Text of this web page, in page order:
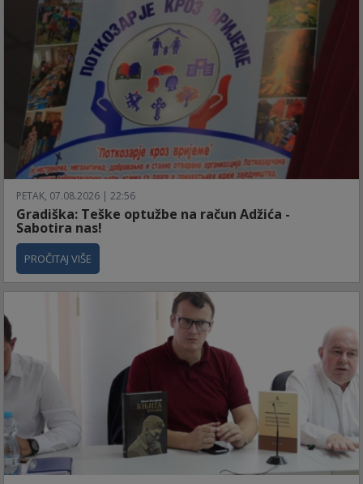
PETAK, 07.08.2026 | 22:56
Gradiška: Teške optužbe na račun Adžića -
Sabotira nas!
PROČITAJ VIŠE